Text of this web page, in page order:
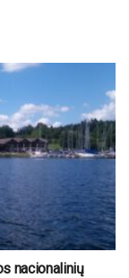
nacionalinių